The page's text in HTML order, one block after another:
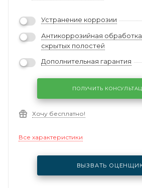
Устранение коррозии
Антикоррозийная обработка
скрытых полостей
Дополнительная гарантия
ПОЛУЧИТЬ
Хочу бесплатно!
Все характеристики
ВЫЗВАТЬ